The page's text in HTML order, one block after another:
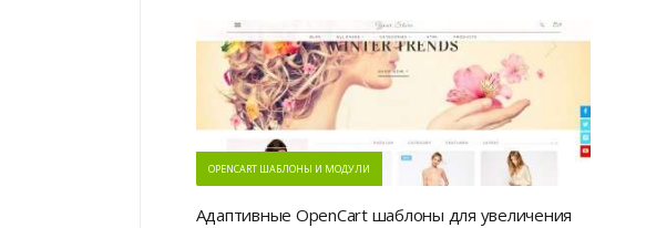
OPENCART ШАБЛОНЫ И МОДУЛИ
Адаптивные OpenCart шаблоны для увеличения